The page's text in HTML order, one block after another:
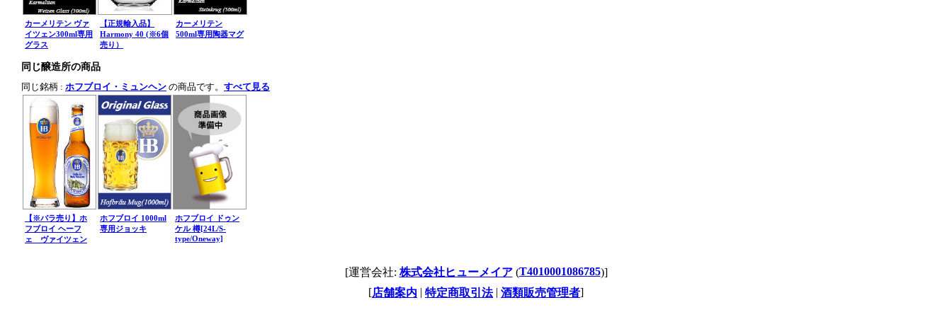
カーメリテン ヴァ
イツェン300ml専用
グラス
【正規輸入品】
Harmony 40 (※6個
売り）
カーメリテン
500ml専用陶器マグ
同じ醸造所の商品
同じ銘柄 : ホフブロイ・ミュンヘン の商品です。 すべて見る
【※バラ売り】ホ
フブロイ ヘーフ
ェ ヴァイツェン
ホフブロイ 1000ml
専用ジョッキ
ホフブロイ ドゥン
ケル 樽[24L/S-
type/Oneway]
[運営会社: 株式会社ヒューメイア(T4010001086785)]
[店舗案内 | 特定商取引法| 酒類販売管理者]